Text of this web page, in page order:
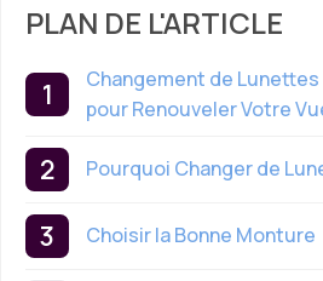
PLAN DE L'ARTICLE
Changement de
pour Renouveler Votre
Pourquoi Changer de
Choisir la Bonne Monture